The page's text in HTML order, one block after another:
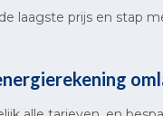
laagste prijs en stap